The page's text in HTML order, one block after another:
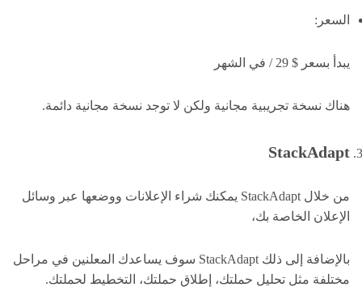
السعر:
يبدأ بسعر $ 29 / في الشهر
هناك نسخة تجريبية مجانية ولكن لا توجد نسخة مجانية دائمة.
StackAdapt
من خلال StackAdapt يمكنك شراء الإعلانات ووضعها عبر وسائل
الإعلان الخاصة بك،
بالإضافة إلى ذلك StackAdapt سوف يساعدك المعلنين في مراحل
مختلفة مثل تحليل حملتك، إطلاق حملتك، التخطيط لحملتك.